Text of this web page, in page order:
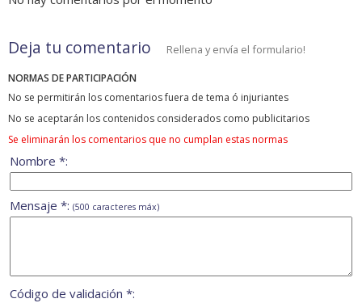
Deja tu comentario Rellena y envía el formulario!
NORMAS DE PARTICIPACIÓN
No se permitirán los comentarios fuera de tema ó injuriantes
No se aceptarán los contenidos considerados como publicitarios
Se eliminarán los comentarios que no cumplan estas normas
Nombre *:
Mensaje *: (500 caracteres máx)
Código de validación *: